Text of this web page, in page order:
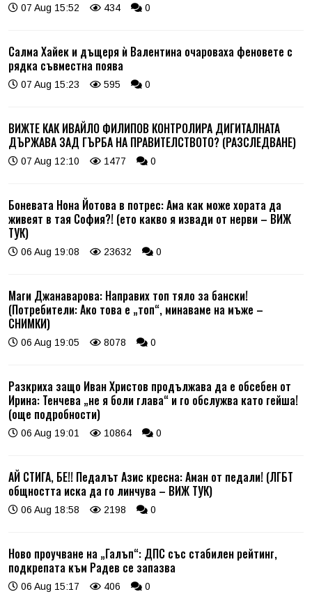
07 Aug 15:52 434 0
Салма Хайек и дъщеря ѝ Валентина очароваха феновете с
рядка съвместна поява
07 Aug 15:23 595 0
ВИЖТЕ КАК ИВАЙЛО ФИЛИПОВ КОНТРОЛИРА ДИГИТАЛНАТА
ДЪРЖАВА ЗАД ГЪРБА НА ПРАВИТЕЛСТВОТО? (РАЗСЛЕДВАНЕ)
07 Aug 12:10 1477 0
Боневата Нона Йотова в потрес: Ама как може хората да
живеят в тая София?! (ето какво я извади от нерви – ВИЖ
ТУК)
06 Aug 19:08 23632 0
Маги Джанаварова: Направих топ тяло за бански!
(Потребители: Ако това е „топ“, минаваме на мъже –
СНИМКИ)
06 Aug 19:05 8078 0
Разкриха защо Иван Христов продължава да е обсебен от
Ирина: Тенчева „не я боли глава“ и го обслужва като гейша!
(още подробности)
06 Aug 19:01 10864 0
АЙ СТИГА, БЕ!! Педалът Азис кресна: Аман от педали! (ЛГБТ
общността иска да го линчува – ВИЖ ТУК)
06 Aug 18:58 2198 0
Ново проучване на „Галъп“: ДПС със стабилен рейтинг,
подкрепата към Радев се запазва
06 Aug 15:17 406 0